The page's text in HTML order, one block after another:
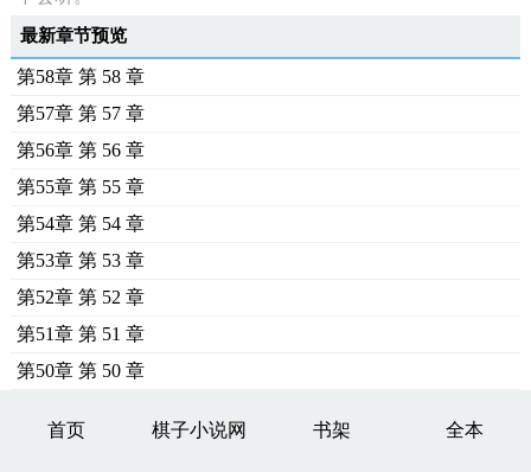
最新章节预览
第58章 第 58 章
第57章 第 57 章
第56章 第 56 章
第55章 第 55 章
第54章 第 54 章
第53章 第 53 章
第52章 第 52 章
第51章 第 51 章
第50章 第 50 章
首页 棋子小说网 书架 全本